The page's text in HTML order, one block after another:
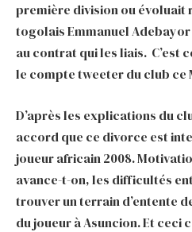
première division ou évoluait
togolais Emmanuel
au contrat qui les liais. C’est
le compte tweeter du club ce
D’après les explications du
accord que ce divorce est
joueur africain 2008.
avance-t-on, les difficultés
trouver un terrain d’entente
du joueur à Asuncion. Et ceci